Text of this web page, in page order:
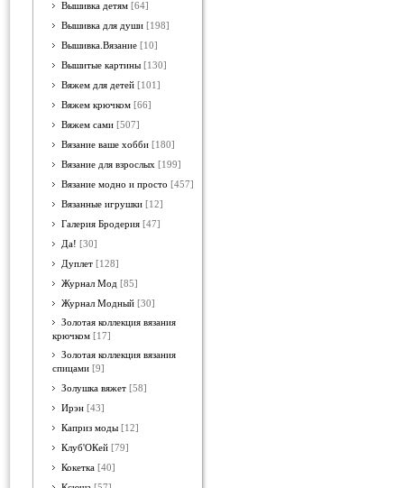
Вышивка детям [64]
Вышивка для души [198]
Вышивка.Вязание [10]
Вышитые картины [130]
Вяжем для детей [101]
Вяжем крючком [66]
Вяжем сами [507]
Вязание ваше хобби [180]
Вязание для взрослых [199]
Вязание модно и просто [457]
Вязанные игрушки [12]
Галерия Бродерия [47]
Да! [30]
Дуплет [128]
Журнал Мод [85]
Журнал Модный [30]
Золотая коллекция вязания
крючком [17]
Золотая коллекция вязания
спицами [9]
Золушка вяжет [58]
Ирэн [43]
Каприз моды [12]
Клуб'ОКей [79]
Кокетка [40]